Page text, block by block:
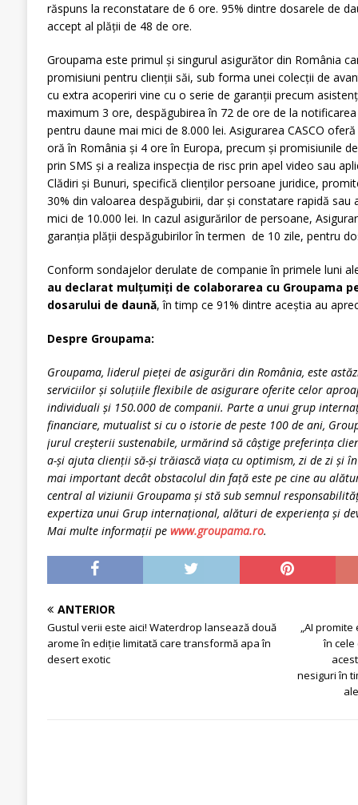
răspuns la reconstatare de 6 ore. 95% dintre dosarele de
accept al plății de 48 de ore.
Groupama este primul și singurul asigurător din România
promisiuni pentru clienții săi, sub forma unei colecții de
cu extra acoperiri vine cu o serie de garanții precum
maximum 3 ore, despăgubirea în 72 de ore de la
pentru daune mai mici de 8.000 lei. Asigurarea CASCO
oră în România și 4 ore în Europa, precum și promisiunile
prin SMS și a realiza inspecția de risc prin apel video sau
Clădiri și Bunuri, specifică clienților persoane juridice,
30% din valoarea despăgubirii, dar și constatare rapidă
mici de 10.000 lei. In cazul asigurărilor de persoane,
garanția plății despăgubirilor în termen de 10 zile, pentru
Conform sondajelor derulate de companie în primele luni
au declarat mulțumiți de colaborarea cu Groupama
dosarului de daună, în timp ce 91% dintre aceștia au
Despre Groupama:
Groupama, liderul pieţei de asigurări din România, este
serviciilor şi soluţiile flexibile de asigurare oferite celor
individuali şi 150.000 de companii. Parte a unui grup
financiare, mutualist si cu o istorie de peste 100 de ani,
jurul creșterii sustenabile, urmărind să câștige preferința
a-și ajuta clienții să-și trăiască viața cu optimism, zi de zi și
mai important decât obstacolul din față este pe cine au
central al viziunii Groupama și stă sub semnul
expertiza unui Grup internațional, alături de experiența și
Mai multe informații pe www.groupama.ro.
ANTERIOR
Gustul verii este aici! Waterdrop lansează două
arome în ediție limitată care transformă apa în
desert exotic
„AI
în cele
nesiguri în